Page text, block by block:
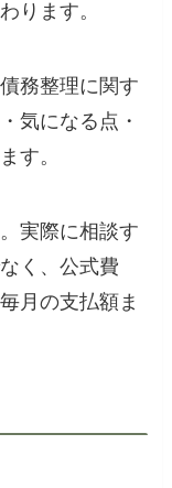
ります。
務整理に関す
気になる点・
す。
実際に相談す
く、公式費
月の支払額ま